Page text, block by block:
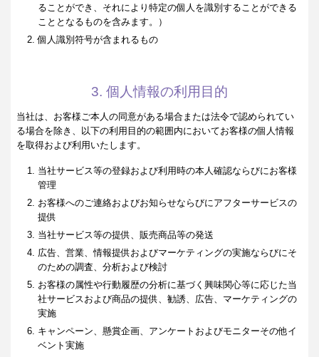
ることができ、それにより特定の個人を識別することができる
こととなるものを含みます。）
個人識別符号が含まれるもの
3. 個人情報の利用目的
当社は、お客様ご本人の同意がある場合または法令で認められてい
る場合を除き、以下の利用目的の範囲内においてお客様の個人情報
を取得および利用いたします。
当社サービス等の登録および利用時の本人確認ならびにお客様
管理
お客様へのご連絡およびお知らせならびにアフターサービスの
提供
当社サービス等の提供、販売商品等の発送
広告、営業、情報提供およびマーケティングの実施ならびにそ
のための調査、分析および検討
お客様の属性や行動履歴の分析に基づく興味関心等に応じた当
社サービスおよび商品の提供、勧誘、広告、マーケティングの
実施
キャンペーン、懸賞企画、アンケートおよびモニターその他イ
ベント実施